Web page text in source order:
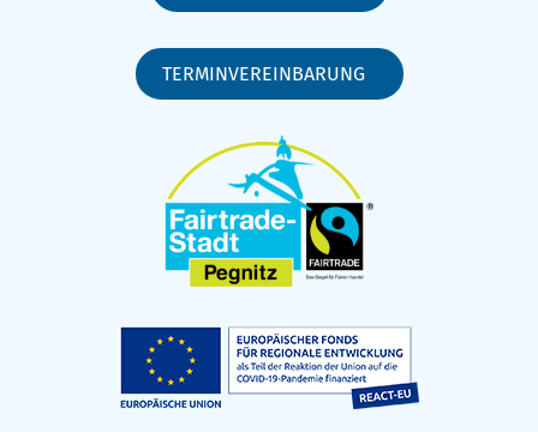
TERMINVEREINBARUNG